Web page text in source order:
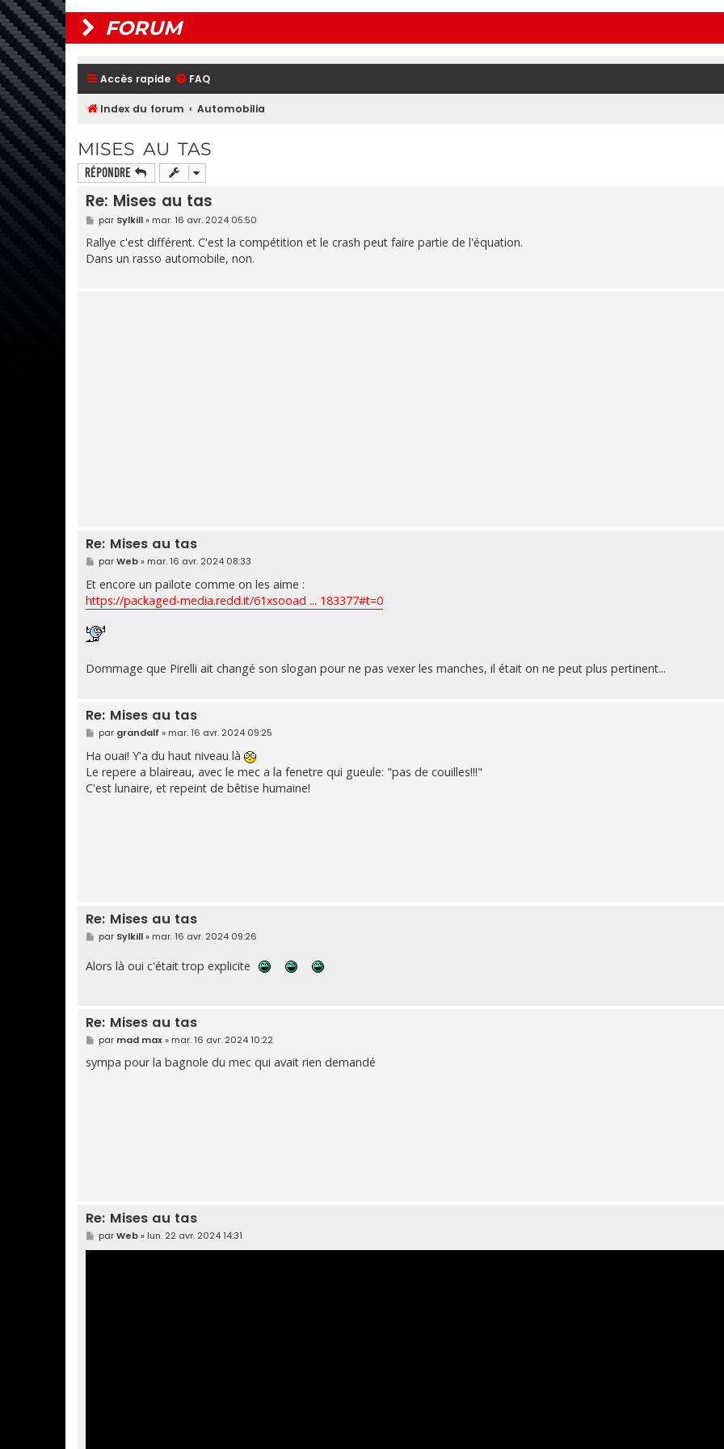
FORUM
Accès rapide FAQ
Index du forum Automobilia
MISES AU TAS
Répondre
Re: Mises au tas
M
e
s
s
a
par Sylkill» mar. 16 avr. 2024 05:50
Rallye c'est différent. C'est la compétition et le crash peut faire partie de l'équation.
Dans un rasso automobile, non.
Re: Mises au tas
M
e
s
s
a
g
e
parWeb» mar. 16 avr. 2024 08:33
Et encore un païlote comme on les aime :
https://packaged-media.redd.it/61xsooad ... 183377#t=0
Dommage que Pirelli ait changé son slogan pour ne pas vexer les manches, il était on ne peut plus pertinent...
Re: Mises au tas
M
e
s
s
a
g
e
par grandalf » mar. 16 avr. 2024 09:25
Ha ouai! Y'a du haut niveau là
Le repere a blaireau, avec le mec a la fenetre qui gueule: "pas de couilles!!!"
C'est lunaire, et repeint de bêtise humaine!
Re: Mises au tas
M
e
s
par Sylkill» mar. 16 avr. 2024 09:26
Alors là oui c'était trop explicite
Re: Mises au tas
M
e
s
s
par mad max» mar. 16 avr. 2024 10:22
sympa pour la bagnole du mec qui avait rien demandé
Re: Mises au tas
M
e
parWeb» lun. 22 avr. 2024 14:31